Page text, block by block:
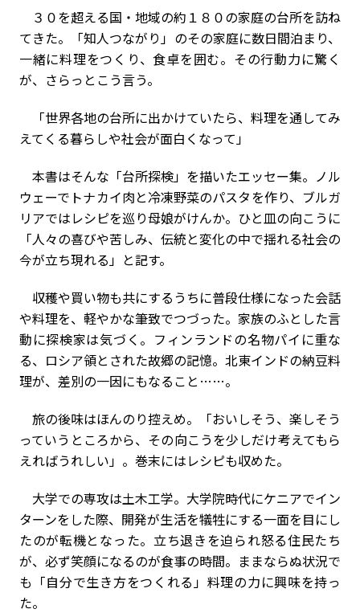
３０を超える国・地域の約１８０の家庭の台所を訪ね
てきた。「知人つながり」のその家庭に数日間泊まり、
一緒に料理をつくり、食卓を囲む。その行動力に驚く
が、さらっとこう言う。
「世界各地の台所に出かけていたら、料理を通してみ
えてくる暮らしや社会が面白くなって」
本書はそんな「台所探検」を描いたエッセー集。ノル
ウェーでトナカイ肉と冷凍野菜のパスタを作り、ブルガ
リアではレシピを巡り母娘がけんか。ひと皿の向こうに
「人々の喜びや苦しみ、伝統と変化の中で揺れる社会の
今が立ち現れる」と記す。
収穫や買い物も共にするうちに普段仕様になった会話
や料理を、軽やかな筆致でつづった。家族のふとした言
動に探検家は気づく。フィンランドの名物パイに重な
る、ロシア領とされた故郷の記憶。北東インドの納豆料
理が、差別の一因にもなること……。
旅の後味はほんのり控えめ。「おいしそう、楽しそう
っていうところから、その向こうを少しだけ考えてもら
えればうれしい」。巻末にはレシピも収めた。
大学での専攻は土木工学。大学院時代にケニアでイン
ターンをした際、開発が生活を犠牲にする一面を目にし
たのが転機となった。立ち退きを迫られ怒る住民たち
が、必ず笑顔になるのが食事の時間。ままならぬ状況で
も「自分で生き方をつくれる」料理の力に興味を持っ
た。